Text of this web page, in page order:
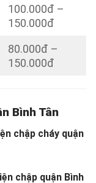
100.000đ –
150.000đ
80.000đ –
150.000đ
Bình Tân
chập cháy quận
chập quận Bình